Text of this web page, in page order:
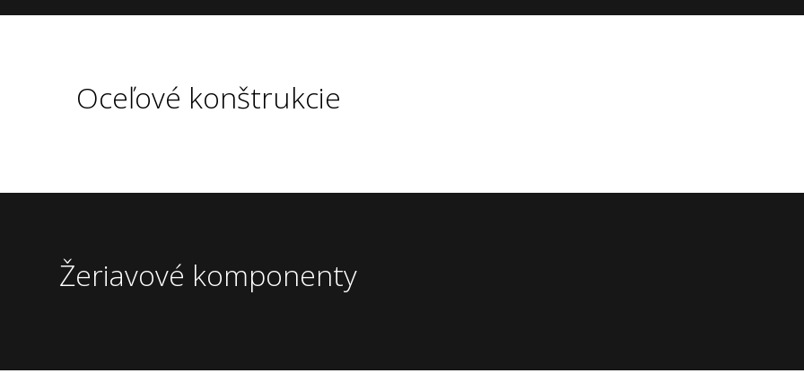
Oceľové konštrukcie
Žeriavové komponenty